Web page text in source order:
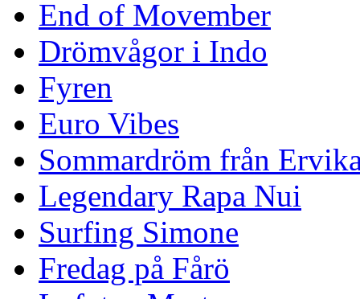
End of Movember
Drömvågor i Indo
Fyren
Euro Vibes
Sommardröm från
Legendary Rapa Nui
Surfing Simone
Fredag på Fårö